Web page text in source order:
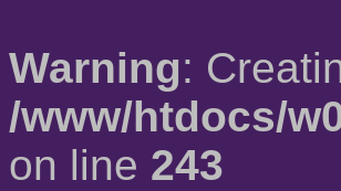
Warning:
/www/htdocs/
on line 243